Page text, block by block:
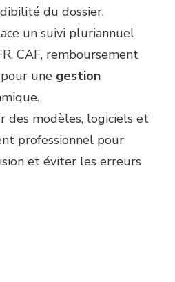
du dossier.
un suivi pluriannuel
CAF, remboursement
une gestion
des modèles, logiciels et
professionnel pour
et éviter les erreurs